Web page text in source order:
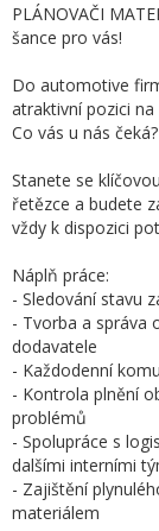
PLÁNOVAČI
šance pro vás!
Do automotive
atraktivní pozici
Co vás u nás čeká?
Stanete se
řetězce a budete
vždy k dispozici
Náplň práce:
- Sledování stavu
- Tvorba a správa
dodavatele
- Každodenní
- Kontrola plnění
problémů
- Spolupráce s
dalšími interními
- Zajištění
materiálem